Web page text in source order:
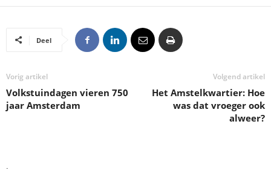
Deel
Vorig artikel
Volkstuindagen vieren 750
jaar Amsterdam
Volgend artikel
Het Amstelkwartier: Hoe
was dat vroeger ook
alweer?